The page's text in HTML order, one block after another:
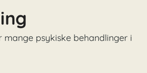
mange psykiske behandlinger i